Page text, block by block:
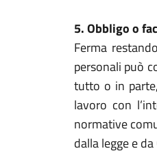
5. Obbligo o
Ferma
personali può
tutto o in
lavoro con
normative
dalla legge e